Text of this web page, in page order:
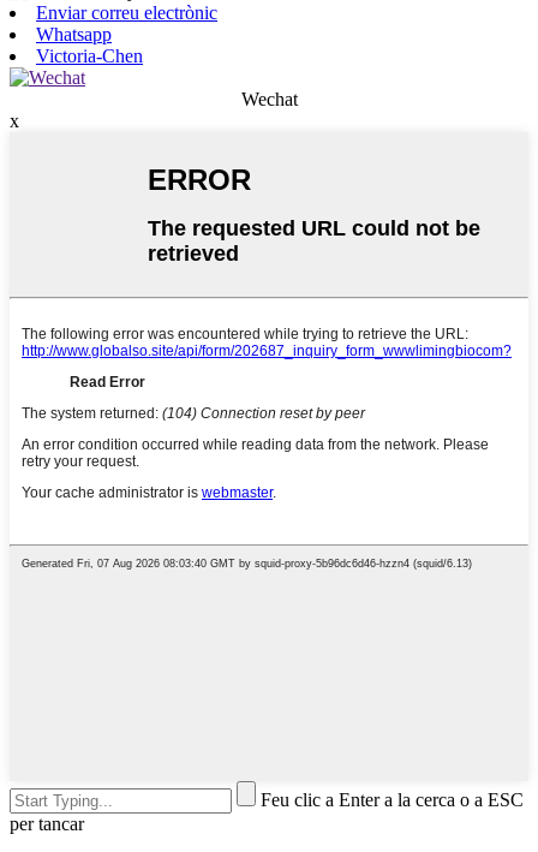
Enviar correu electrònic
Whatsapp
Victoria-Chen
Wechat
x
Feu clic a Enter a la cerca o a ESC
per tancar